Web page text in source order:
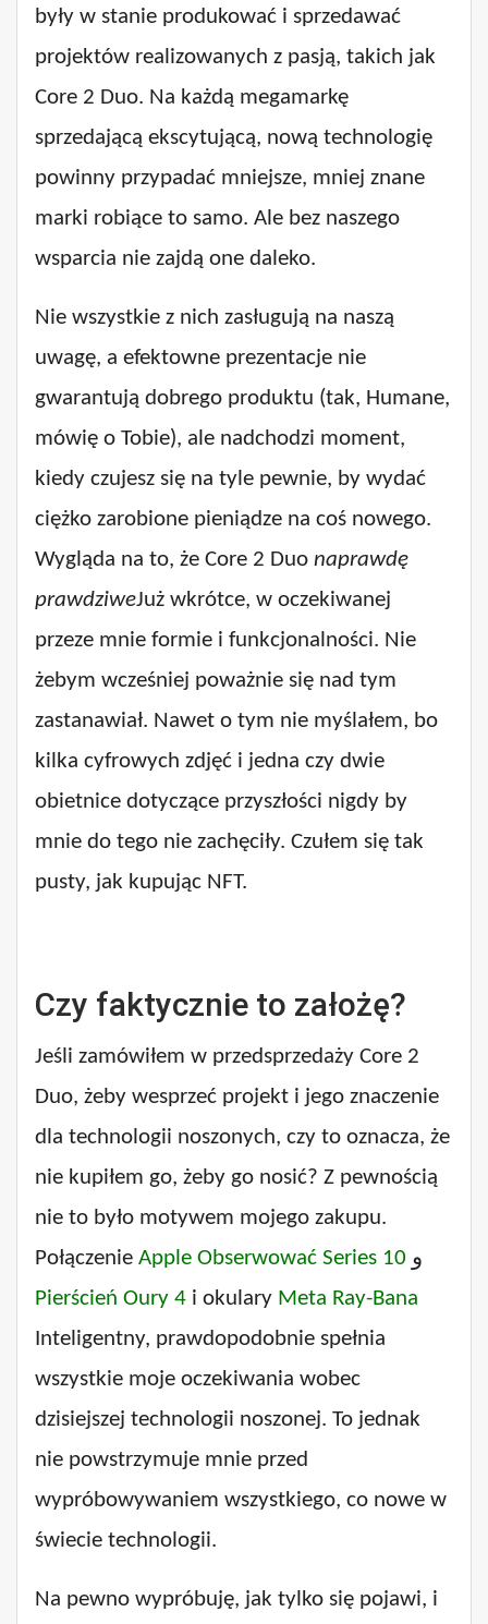
były w stanie produkować i sprzedawać
projektów realizowanych z pasją, takich jak
Core 2 Duo. Na każdą megamarkę
sprzedającą ekscytującą, nową technologię
powinny przypadać mniejsze, mniej znane
marki robiące to samo. Ale bez naszego
wsparcia nie zajdą one daleko.
Nie wszystkie z nich zasługują na naszą
uwagę, a efektowne prezentacje nie
gwarantują dobrego produktu (tak, Humane,
mówię o Tobie), ale nadchodzi moment,
kiedy czujesz się na tyle pewnie, by wydać
ciężko zarobione pieniądze na coś nowego.
Wygląda na to, że Core 2 Duo naprawdę
prawdziweJuż wkrótce, w oczekiwanej
przeze mnie formie i funkcjonalności. Nie
żebym wcześniej poważnie się nad tym
zastanawiał. Nawet o tym nie myślałem, bo
kilka cyfrowych zdjęć i jedna czy dwie
obietnice dotyczące przyszłości nigdy by
mnie do tego nie zachęciły. Czułem się tak
pusty, jak kupując NFT.
Czy faktycznie to założę?
Jeśli zamówiłem w przedsprzedaży Core 2
Duo, żeby wesprzeć projekt i jego znaczenie
dla technologii noszonych, czy to oznacza, że
​​nie kupiłem go, żeby go nosić? Z pewnością
nie to było motywem mojego zakupu.
Połączenie Apple Obserwować Series 10 و
Pierścień Oury 4 i okulary Meta Ray-Bana
Inteligentny, prawdopodobnie spełnia
wszystkie moje oczekiwania wobec
dzisiejszej technologii noszonej. To jednak
nie powstrzymuje mnie przed
wypróbowywaniem wszystkiego, co nowe w
świecie technologii.
Na pewno wypróbuję, jak tylko się pojawi, i